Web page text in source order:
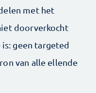
met het
doorverkocht
geen targeted
van alle ellende